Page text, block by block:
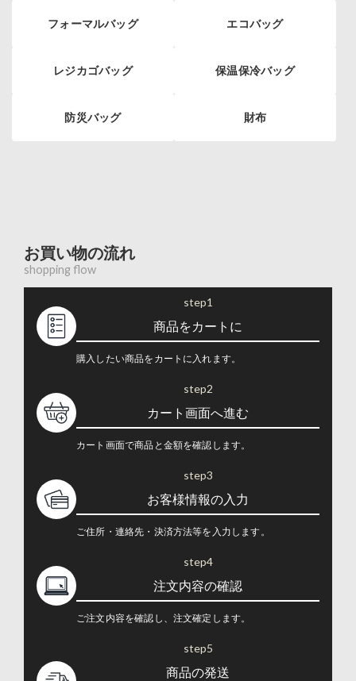
フォーマルバッグ エコバッグ
レジカゴバッグ 保温保冷バッグ
防災バッグ 財布
お買い物の流れ
shopping flow
step1
商品をカートに
購入したい商品をカートに入れます。
step2
カート画面へ進む
カート画面で商品と金額を確認します。
step3
お客様情報の入力
ご住所・連絡先・決済方法等を入力します。
step4
注文内容の確認
ご注文内容を確認し、注文確定します。
step5
商品の発送